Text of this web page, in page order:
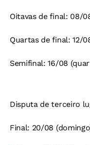
Oitavas de final: 08/
Quartas de final: 12/
Semifinal: 16/08
Disputa de terceiro
Final: 20/08